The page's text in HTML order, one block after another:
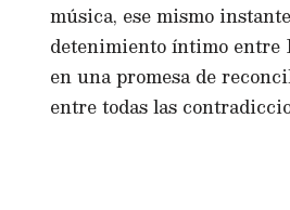
música, ese mismo
detenimiento íntimo entre
en una promesa de
entre todas las